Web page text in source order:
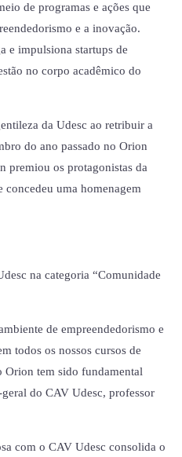
de programas e ações que
e a inovação.
e impulsiona startups de
no corpo acadêmico do
da Udesc ao retribuir a
do ano passado no Orion
premiou os protagonistas da
concedeu uma homenagem
na categoria “Comunidade
de empreendedorismo e
todos os nossos cursos de
Orion tem sido fundamental
do CAV Udesc, professor
com o CAV Udesc consolida o